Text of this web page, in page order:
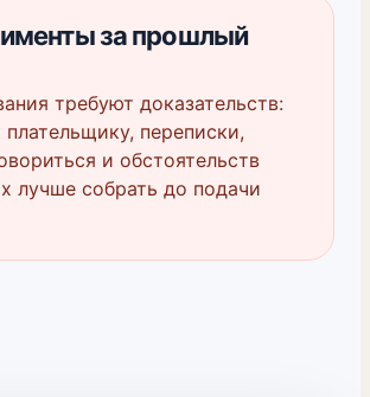
за прошлый
требуют доказательств:
переписки,
и обстоятельств
лучше собрать до подачи